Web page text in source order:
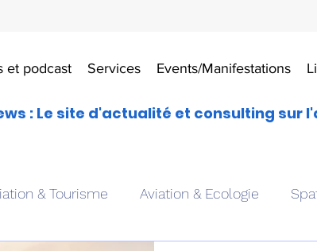
et podcast Services Events/Manifestations
: Le site d'actualité et consulting sur
& Tourisme Aviation & Ecologie